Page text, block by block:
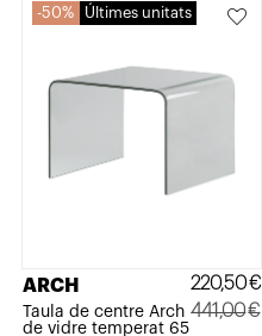
50% Últimes unitats
ARCH
Taula de centre Arch
de vidre temperat 65
441,00€
220,50€